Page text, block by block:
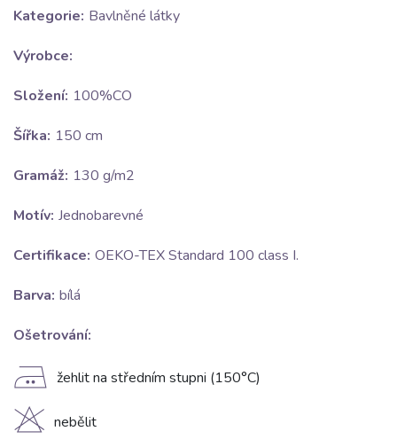
Kategorie: Bavlněné látky
Výrobce:
Složení: 100%CO
Šířka: 150 cm
Gramáž: 130 g/m2
Motív: Jednobarevné
Certifikace: OEKO-TEX Standard 100 class I.
Barva: bílá
Ošetrování:
E žehlit na středním stupni (150°C)
H nebělit